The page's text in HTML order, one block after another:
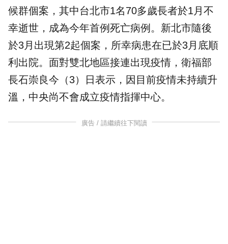
候群個案，其中台北市1名70多歲長者於1月不
幸逝世，成為今年首例死亡病例。 新北市隨後
於3月出現第2起個案，所幸病患在已於3月底順
利出院。面對雙北地區接連出現疫情， 衛福部
長石崇良今（3）日表示，因目前疫情未持續升
溫，中央尚不會成立疫情指揮中心。
廣告 / 請繼續往下閱讀